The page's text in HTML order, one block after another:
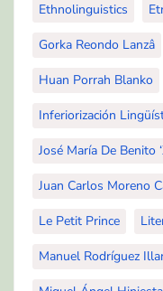
Ethnolinguistics
Gorka Reondo Lanzâ
Huan Porrah Blanko
Inferiorización
José María De Benito
Juan Carlos Moreno
Le Petit Prince
Manuel Rodríguez